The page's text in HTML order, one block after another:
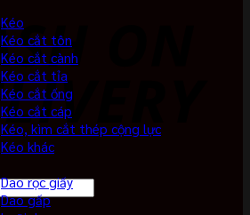
Kéo
Kéo cắt tôn
Kéo cắt cành
Kéo cắt tỉa
Kéo cắt ống
Kéo cắt cáp
Kéo, kìm cắt thép cộng lực
Kéo khác
Dao rọc giấy
Dao gấp